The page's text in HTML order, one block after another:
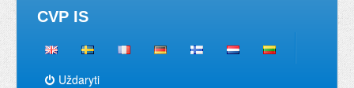
CVP IS
Uždaryti